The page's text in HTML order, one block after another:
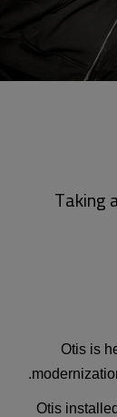
Otis
Otis